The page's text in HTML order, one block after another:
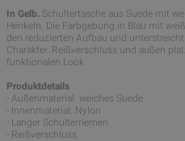
In Gelb. Schultertasche aus Suede mit
Henkeln. Die Farbgebung in Blau mit
den reduzierten Aufbau und
Charakter. Reißverschluss und außen
funktionalen Look.
Produktdetails
- Außenmaterial: weiches Suede
- Innenmaterial: Nylon
- Langer Schulterriemen
- Reißverschluss